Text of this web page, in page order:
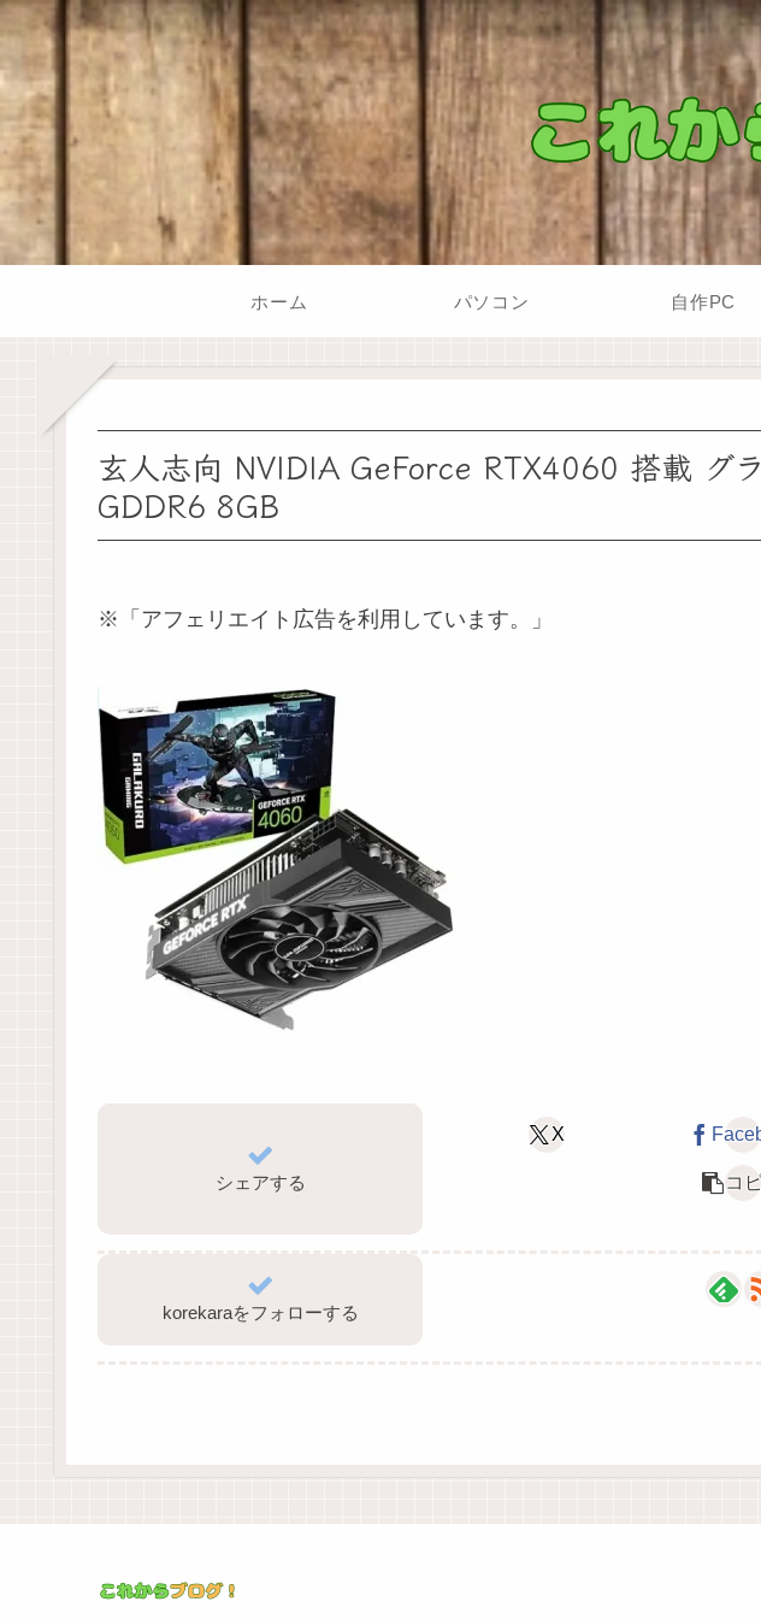
ホーム パソコン 自作PC
玄人志向 NVIDIA GeForce RTX4060 搭載 グ
GDDR6 8GB
※「アフェリエイト広告を利用しています。」
シェアする
X
コ
korekaraをフォローする